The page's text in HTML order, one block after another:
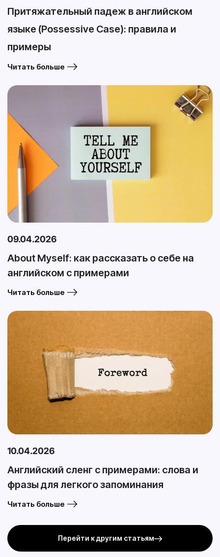
Притяжательный падеж в английском
языке (Possessive Case): правила и
примеры
Читать больше
09.04.2026
About Myself: как рассказать о себе на
английском с примерами
Читать больше
10.04.2026
Английский сленг с примерами: слова и
фразы для легкого запоминания
Читать больше
Перейти к другим статьям